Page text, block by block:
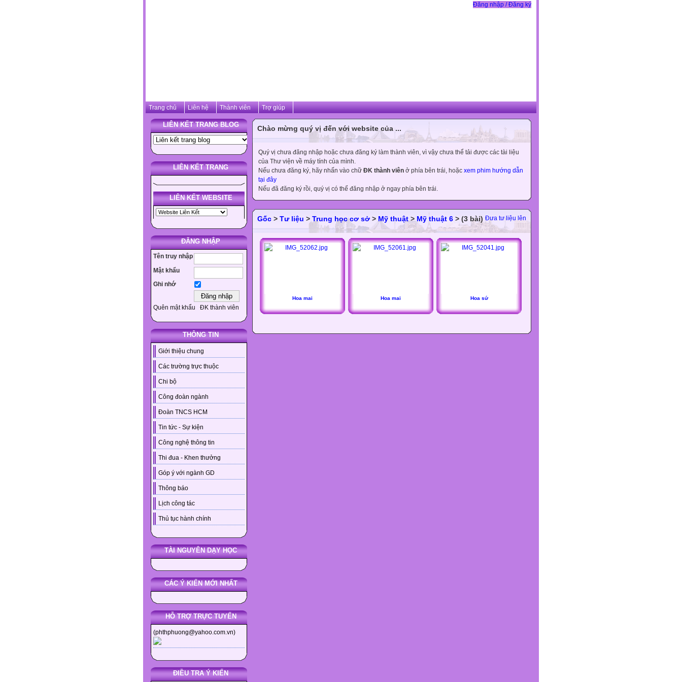
Đăng nhập / Đăng ký
Trang chủ Liên hệ Thành viên Trợ giúp
LIÊN KẾT TRANG BLOG
LIÊN KẾT TRANG
LIÊN KẾT WEBSITE
ĐĂNG NHẬP
Tên truy nhập
Mật khẩu
Ghi nhớ
Quên mật khẩu ĐK thành viên
THÔNG TIN
Giới thiệu chung
Các trường trực thuộc
Chi bộ
Công đoàn ngành
Đoàn TNCS HCM
Tin tức - Sự kiện
Công nghệ thông tin
Thi đua - Khen thưởng
Góp ý với ngành GD
Thông báo
Lịch công tác
Thủ tục hành chính
TÀI NGUYÊN DẠY HỌC
CÁC Ý KIẾN MỚI NHẤT
HỖ TRỢ TRỰC TUYẾN
(phthphuong@yahoo.com.vn)
ĐIỀU TRA Ý KIẾN
Chào mừng quý vị đến với website của ...
Quý vị chưa đăng nhập hoặc chưa đăng ký làm thành viên, vì vậy chưa thể tải được các tài liệu
của Thư viện về máy tính của mình.
Nếu chưa đăng ký, hãy nhấn vào chữ ĐK thành viên ở phía bên trái, hoặc xem phim hướng dẫn
tại đây
Nếu đã đăng ký rồi, quý vị có thể đăng nhập ở ngay phía bên trái.
Đưa tư liệu lên
Gốc > Tư liệu > Trung học cơ sở > Mỹ thuật > Mỹ thuật 6 > (3 bài)
Hoa mai Hoa mai Hoa sứ